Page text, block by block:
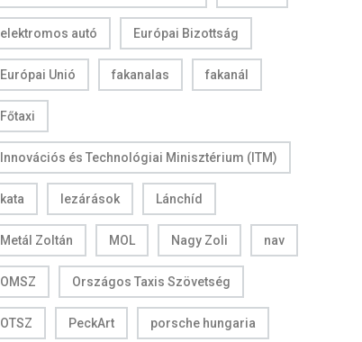
elektromos autó Európai Bizottság
Európai Unió fakanalas fakanál
Főtaxi
Innovációs és Technológiai Minisztérium (ITM)
kata lezárások Lánchíd
Metál Zoltán MOL Nagy Zoli nav
OMSZ Országos Taxis Szövetség
OTSZ PeckArt porsche hungaria